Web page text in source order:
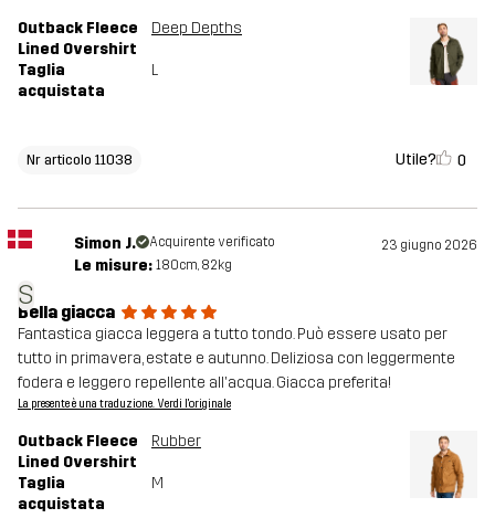
Outback Fleece
Lined Overshirt
Deep Depths
Taglia
acquistata
L
Nr articolo 11038 Utile? 0
S
Simon J. Acquirente verificato 23 giugno 2026
Le misure: 180cm, 82kg
Bella giacca
Fantastica giacca leggera a tutto tondo. Può essere usato per
tutto in primavera, estate e autunno. Deliziosa con leggermente
fodera e leggero repellente all'acqua. Giacca preferita!
La presente è una traduzione. Verdi l'originale
Outback Fleece
Lined Overshirt
Rubber
Taglia
acquistata
M